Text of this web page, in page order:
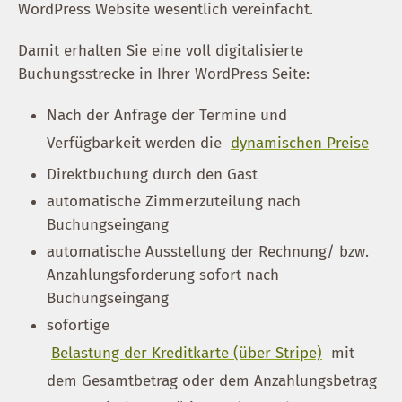
WordPress Website wesentlich vereinfacht.
Damit erhalten Sie eine voll digitalisierte
Buchungsstrecke in Ihrer WordPress Seite:
Nach der Anfrage der Termine und
Verfügbarkeit werden die dynamischen Preise
Direktbuchung durch den Gast
automatische Zimmerzuteilung nach
Buchungseingang
automatische Ausstellung der Rechnung/ bzw.
Anzahlungsforderung sofort nach
Buchungseingang
sofortige
Belastung der Kreditkarte (über Stripe) mit
dem Gesamtbetrag oder dem Anzahlungsbetrag